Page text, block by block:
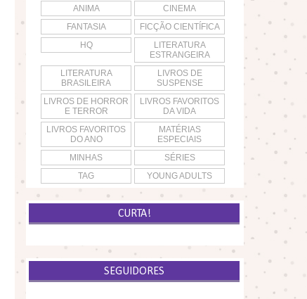
ANIMA
CINEMA
FANTASIA
FICÇÃO CIENTÍFICA
HQ
LITERATURA
ESTRANGEIRA
LITERATURA
BRASILEIRA
LIVROS DE
SUSPENSE
LIVROS DE HORROR
E TERROR
LIVROS FAVORITOS
DA VIDA
LIVROS FAVORITOS
DO ANO
MATÉRIAS
ESPECIAIS
MINHAS
SÉRIES
TAG
YOUNG ADULTS
CURTA!
SEGUIDORES